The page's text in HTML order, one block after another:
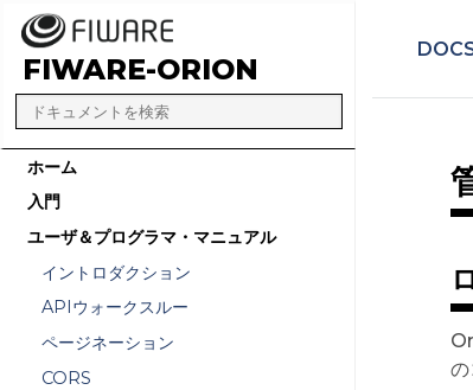
FIWARE-ORION
ホーム
入門
ユーザ＆プログラマ・マニュアル
イントロダクション
APIウォークスルー
ページネーション
CORS